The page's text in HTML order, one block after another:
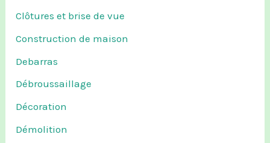
Clôtures et brise de vue
Construction de maison
Debarras
Débroussaillage
Décoration
Démolition